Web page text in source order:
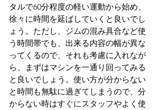
タルで60分程度の軽い運動から始め、
徐々に時間を延ばしていくと良いでし
ょう。ただし、ジムの混み具合など使
う時間帯でも、出来る内容の幅が異な
ってくるので、それも考慮に入れなが
ら、まずはマシンを一通り回ってみる
と良いでしょう。使い方が分からない
と時間も無駄に過ぎてしまうので、分
からない時はすぐにスタッフやよく使